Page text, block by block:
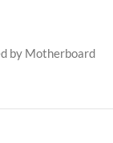
by Motherboard